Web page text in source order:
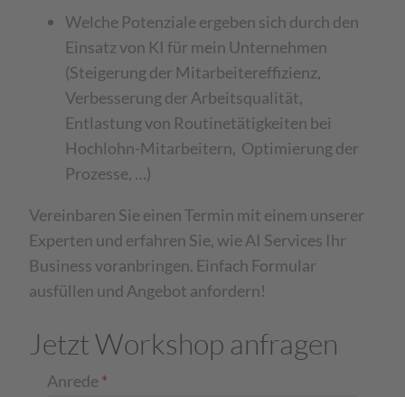
Welche Potenziale ergeben sich durch den
Einsatz von KI für mein Unternehmen
(Steigerung der Mitarbeitereffizienz,
Verbesserung der Arbeitsqualität,
Entlastung von Routinetätigkeiten bei
Hochlohn-Mitarbeitern, Optimierung der
Prozesse, …)
Vereinbaren Sie einen Termin mit einem unserer
Experten und erfahren Sie, wie AI Services Ihr
Business voranbringen. Einfach Formular
ausfüllen und Angebot anfordern!
Jetzt Workshop anfragen
Anrede*